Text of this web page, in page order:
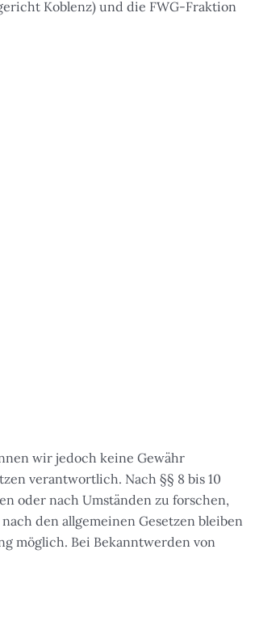
Koblenz) und die FWG-Fraktion
wir jedoch keine Gewähr
verantwortlich. Nach §§ 8 bis 10
oder nach Umständen zu forschen,
den allgemeinen Gesetzen bleiben
möglich. Bei Bekanntwerden von